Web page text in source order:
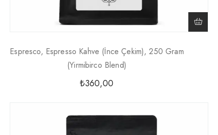
Espresco, Espresso Kahve (İnce Çekim), 250 Gram
(Yirmibirco Blend)
₺360,00